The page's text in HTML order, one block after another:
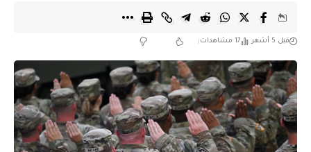
قبل 5 أشهر 17 مشاهدات